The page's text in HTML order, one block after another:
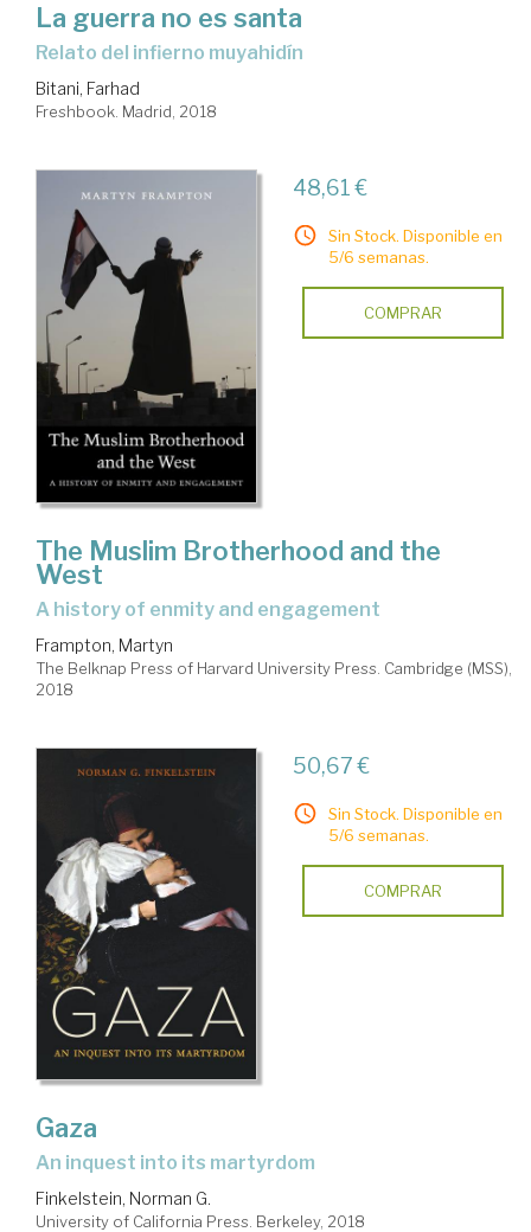
La guerra no es santa
relato del infierno muyahidín
Bitani, Farhad
Freshbook. Madrid, 2018
48,61 €
Sin Stock. Disponible en
5/6 semanas.
COMPRAR
The Muslim Brotherhood and the
West
a history of enmity and engagement
Frampton, Martyn
The Belknap Press of Harvard University Press. Cambridge (MSS),
2018
50,67 €
Sin Stock. Disponible en
5/6 semanas.
COMPRAR
Gaza
an inquest into its martyrdom
Finkelstein, Norman G.
University of California Press. Berkeley, 2018